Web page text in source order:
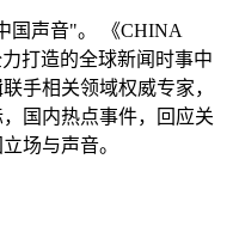
国声音"。 《CHINA
打造的全球新闻时事中
手相关领域权威专家，
国内热点事件，回应关
场与声音。